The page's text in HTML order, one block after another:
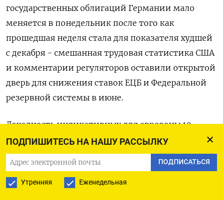
ПОДПИШИТЕСЬ НА НАШУ РАССЫЛКУ
ПОДПИСАТЬСЯ
Утренняя Еженедельная
государственных облигаций Германии мало
меняется в понедельник после того как
прошедшая неделя стала для показателя худшей
с декабря - смешанная трудовая статистика США
и комментарии регуляторов оставили открытой
дверь для снижения ставок ЕЦБ и Федеральной
резервной системы в июне.
Доходность индикативных для еврозоны 10-
летних бондов Германии снизилась сегодня на
0,5 базисного пункта до 2,262%. По итогам
прошлой пятидневки она упала на 14,5 б.п., что
стало самым большим падением за 12 недель.